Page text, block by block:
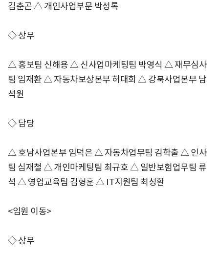
김춘곤 △ 개인사업부문 박성록
◇ 상무
△ 홍보팀 신해용 △ 신사업마케팅팀 박영식 △ 재무심사
팀 임재환 △ 자동차보상본부 허대회 △ 강북사업본부 남
석원
◇ 담당
△ 호남사업본부 임덕은 △ 자동차업무팀 김학출 △ 인사
팀 심재철 △ 개인마케팅팀 최규호 △ 일반보험업무팀 류
석 △ 영업교육팀 김형훈 △ IT지원팀 최성환
<임원 이동>
◇ 상무